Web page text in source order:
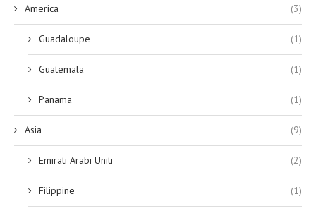
America (3)
Guadaloupe (1)
Guatemala (1)
Panama (1)
Asia (9)
Emirati Arabi Uniti (2)
Filippine (1)